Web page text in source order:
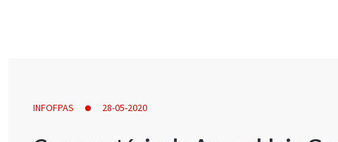
INFOFPAS 28-05-2020